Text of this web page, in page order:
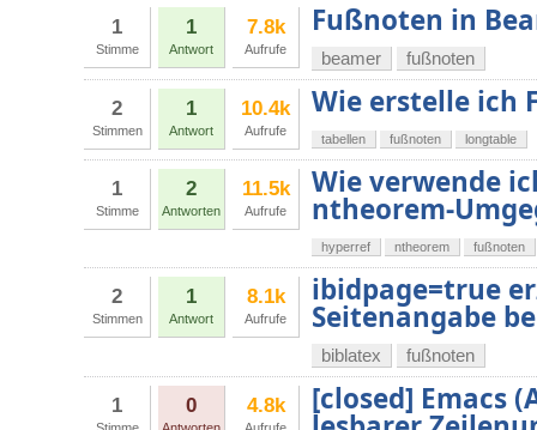
1
Stimme
1
Antwort
7.8k
Aufrufe
Fußnoten in
beamer fußnoten
2
Stimmen
1
Antwort
10.4k
Aufrufe
Wie erstelle ich
tabellen fußnoten longtable
1
Stimme
2
Antworten
11.5k
Aufrufe
Wie verwende
ntheorem-
hyperref ntheorem fußnoten
2
Stimmen
1
Antwort
8.1k
Aufrufe
ibidpage=true
Seitenangabe
biblatex fußnoten
1 0 4.8k [closed] Emacs